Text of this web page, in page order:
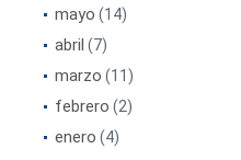
mayo (14)
abril (7)
marzo (11)
febrero (2)
enero (4)